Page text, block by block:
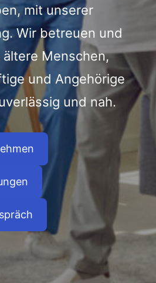
mit unserer
Wir betreuen und
Menschen,
und Angehörige
und nah.